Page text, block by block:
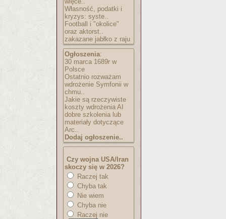
Własność, podatki i
kryzys: syste..
Football i "okolice"
oraz aktorst..
zakazane jabłko z raju
Ogłoszenia:
30 marca 1689r w
Polsce
Ostatnio rozważam
wdrożenie Symfonii w
chmu..
Jakie są rzeczywiste
koszty wdrożenia AI
dobre szkolenia lub
materiały dotyczące
Arc..
Dodaj ogłoszenie..
Czy wojna USA/Iran
skoczy się w 2026?
Raczej tak
Chyba tak
Nie wiem
Chyba nie
Raczej nie